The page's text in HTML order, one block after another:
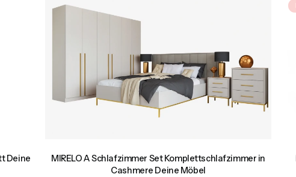
Deine
MIRELO A Schlafzimmer Set Komplettschlafzimmer in
Cashmere Deine Möbel